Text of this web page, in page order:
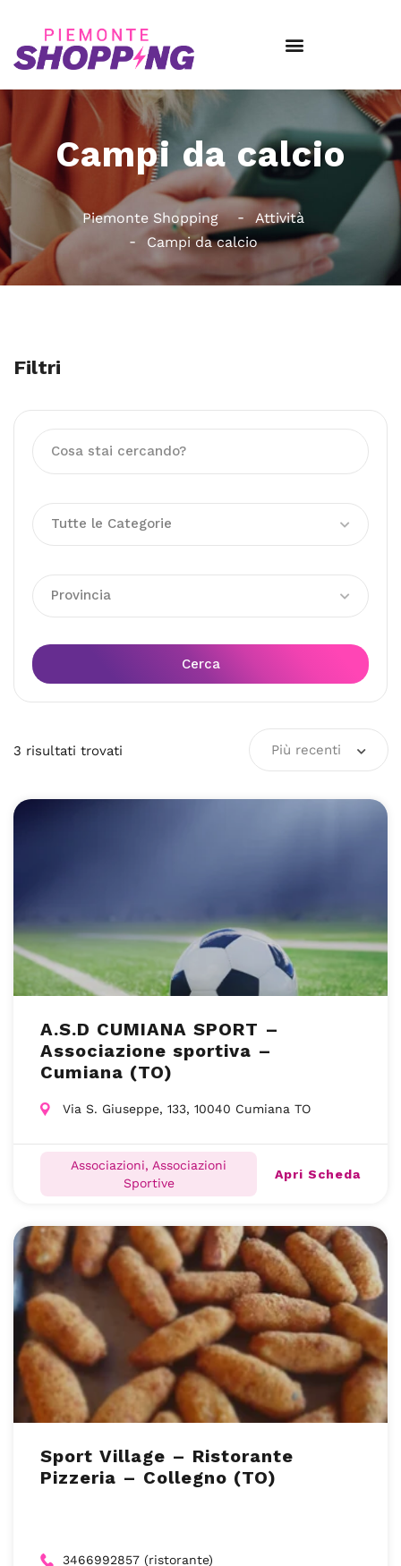
Campi da calcio
Piemonte Shopping
Attività
Campi da calcio
Filtri
Tutte le Categorie
Provincia
Cerca
3 risultati trovati Più recenti
A.S.D CUMIANA SPORT –
Associazione sportiva –
Cumiana (TO)
Via S. Giuseppe, 133, 10040 Cumiana TO
Associazioni, Associazioni
Sportive
Apri Scheda
Sport Village – Ristorante
Pizzeria – Collegno (TO)
3466992857 (ristorante)